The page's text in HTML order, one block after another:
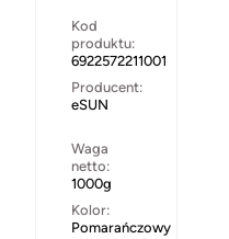
Kod
produktu:
6922572211001
Producent:
eSUN
Waga
netto:
1000g
Kolor:
Pomarańczowy